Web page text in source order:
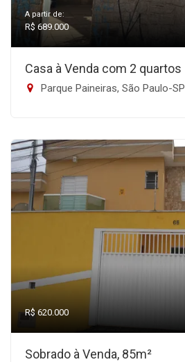
A partir de:
R$ 689.000
Casa à Venda com 2 quartos
Parque Paineiras, São Paulo-SP
R$ 620.000
Sobrado à Venda, 85m²